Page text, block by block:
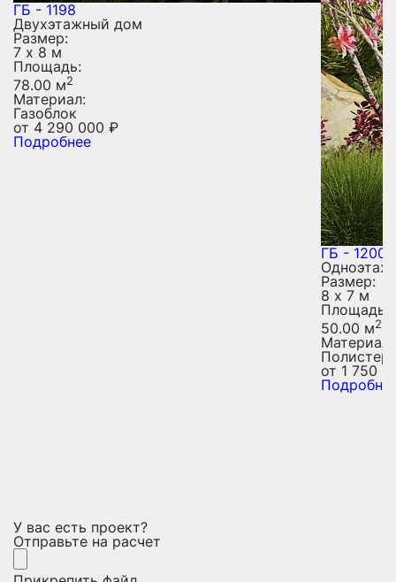
ГБ - 1198
Двухэтажный дом
Размер:
7 х 8 м
Площадь:
78.00 м2
Материал:
Газоблок
от 4 290 000 ₽
Подробнее
ГБ - 1200
Размер:
8 х 7 м
Площадь:
50.00 м2
Материал:
от 1 750
У вас есть проект?
Отправьте на расчет